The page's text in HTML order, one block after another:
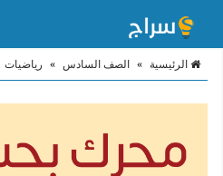
الرئيسية » الصف السادس » رياضيات